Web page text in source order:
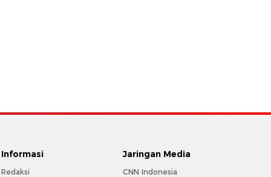
Informasi
Redaksi
Jaringan Media
CNN Indonesia